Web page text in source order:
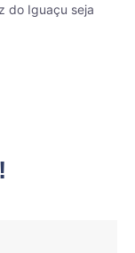
do Iguaçu seja